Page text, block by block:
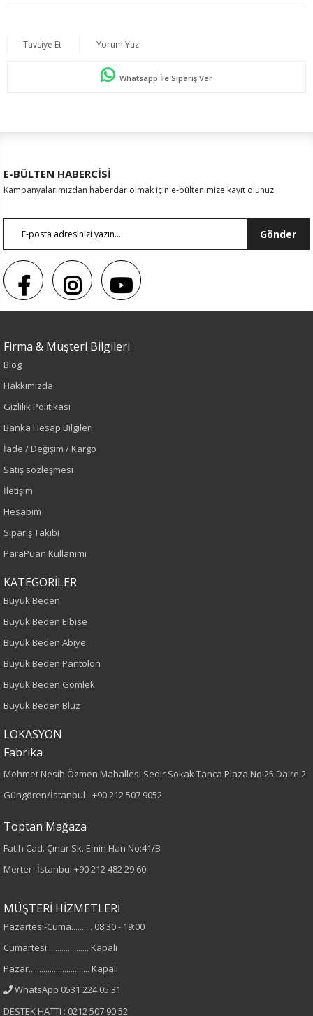
Ekru
Sezon
Sonbahar-Kış
Yaş Grubu
Yetişkin
Büyük Beden
Boy
75
Kumaş Tipi
Örme
Düz
Kumaş
%20 Nylon
Yaka Tipi
Cinsiyet
Tavsiye Et Yorum Yaz
Whatsapp İle Sipariş Ver
E-BÜLTEN HABERCİSİ
Kampanyalarımızdan haberdar olmak için e-bültenimize kayıt olunuz.
Gönder
Firma & Müşteri Bilgileri
Blog
Hakkımızda
Gizlilik Politikası
Banka Hesap Bilgileri
İade / Değişim / Kargo
Satış sözleşmesi
İletişim
Hesabım
Sipariş Takibi
ParaPuan Kullanımı
KATEGORİLER
Büyük Beden
Büyük Beden Elbise
Büyük Beden Abiye
Büyük Beden Pantolon
Büyük Beden Gömlek
Büyük Beden Bluz
LOKASYON
Fabrika
Mehmet Nesih Özmen Mahallesi Sedir Sokak Tanca Plaza No:25 Daire 2
Güngören/İstanbul -+90 212 507 9052
Toptan Mağaza
Fatih Cad. Çınar Sk. Emin Han No:41/B
Merter- İstanbul +90 212 482 29 60
MÜŞTERİ HİZMETLERİ
Pazartesi-Cuma.......... 08:30 - 19:00
Cumartesi.................... Kapalı
Pazar............................. Kapalı
WhatsApp 0531 224 05 31
DESTEK HATTI : 0212 507 90 52